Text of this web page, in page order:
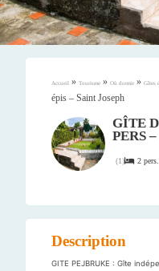
Accueil » Tourisme » Où dormir » Gîtes
épis – Saint Joseph
GÎTE
PERS
(1) 2 pers.
Description
GITE PEJBRUKE : Gîte